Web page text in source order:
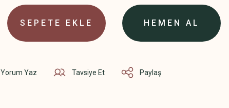
SEPETE EKLE HEMEN AL
Yorum Yaz Tavsiye Et Paylaş